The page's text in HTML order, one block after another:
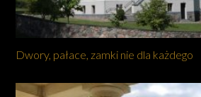
Dwory, pałace, zamki nie dla każdego